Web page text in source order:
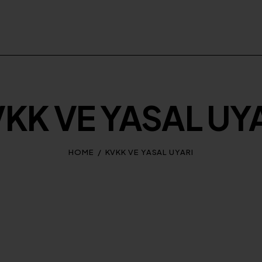
VE YASAL
HOME KVKK VE YASAL UYARI